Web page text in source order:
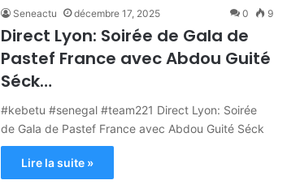
Seneactu décembre 17, 2025 0 9
Direct Lyon: Soirée de Gala de
Pastef France avec Abdou Guité
Séck…
#kebetu #senegal #team221 Direct Lyon: Soirée
de Gala de Pastef France avec Abdou Guité Séck
Lire la suite »